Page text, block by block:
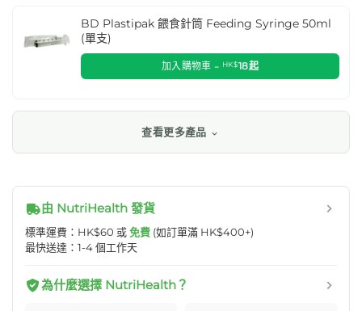
BD Plastipak 餵食針筒 Feeding Syringe 50ml
(單支)
加入購物車 - HK$18起
查看更多產品
由 NutriHealth 發貨
標準運費：HK$60 或免費 (如訂單滿 HK$400+)
最快送達：1-4 個工作天
為什麼選擇 NutriHealth？